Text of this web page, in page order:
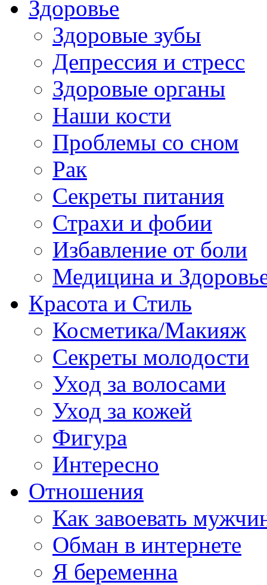
Здоровье
Здоровые зубы
Депрессия и стресс
Здоровые органы
Наши кости
Проблемы со сном
Рак
Секреты питания
Страхи и фобии
Избавление от боли
Медицина и
Красота и Стиль
Косметика/Макияж
Секреты молодости
Уход за волосами
Уход за кожей
Фигура
Интересно
Отношения
Как завоевать
Обман в интернете
Я беременна